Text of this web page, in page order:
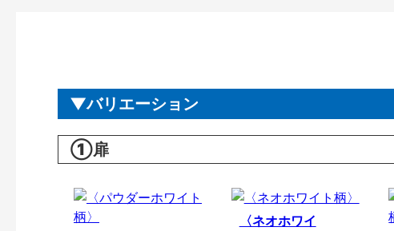
バリエーション
①扉
〈ネオホワイ